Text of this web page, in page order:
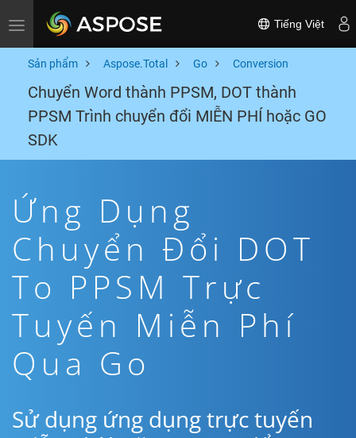
Toggle navigation Tiếng Việt
Sản phẩm Aspose.Total Go Conversion
Chuyển Word thành PPSM, DOT thành
PPSM Trình chuyển đổi MIỄN PHÍ hoặc GO
SDK
Ứng Dụng
Chuyển Đổi DOT
To PPSM Trực
Tuyến Miễn Phí
Qua Go
Sử dụng ứng dụng trực tuyến